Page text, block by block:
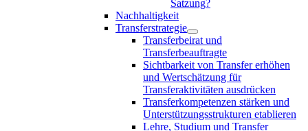
Satzung?
Nachhaltigkeit
Transferstrategie
Transferbeirat und
Transferbeauftragte
Sichtbarkeit von Transfer erhöhen
und Wertschätzung für
Transferaktivitäten ausdrücken
Transferkompetenzen stärken und
Unterstützungsstrukturen etablieren
Lehre, Studium und Transfer